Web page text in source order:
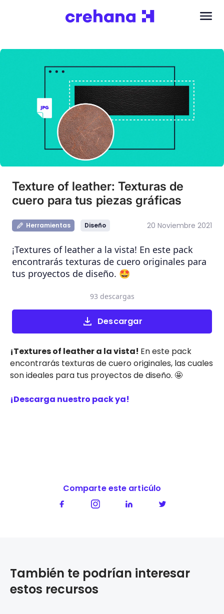
Texture of leather: Texturas de
cuero para tus piezas gráficas
Herramientas Diseño 20 Noviembre 2021
¡Textures of leather a la vista! En este pack
encontrarás texturas de cuero originales para
tus proyectos de diseño. 🤩
Descargar
93 descargas
¡Textures of leather a la vista! En este pack
encontrarás texturas de cuero originales, las cuales
son ideales para tus proyectos de diseño. 🤩
¡Descarga nuestro pack ya!
Comparte este articúlo
También te podrían interesar
estos recursos